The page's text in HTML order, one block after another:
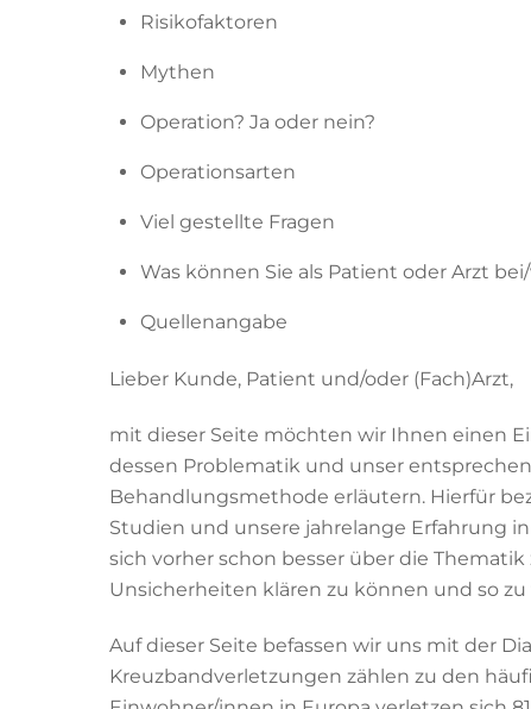
Risikofaktoren
Mythen
Operation? Ja oder nein?
Operationsarten
Viel gestellte Fragen
Was können Sie als Patient oder Arzt
Quellenangabe
Lieber Kunde, Patient und/oder (Fach)Arzt,
mit dieser Seite möchten wir Ihnen einen
dessen Problematik und unser
Behandlungsmethode erläutern. Hierfür
Studien und unsere jahrelange Erfahrung
sich vorher schon besser über die
Unsicherheiten klären zu können und so
Auf dieser Seite befassen wir uns mit der
Kreuzbandverletzungen zählen zu den